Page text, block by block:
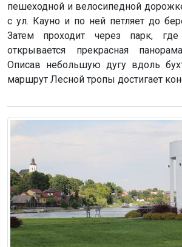
пешеходной и велосипедной
с ул. Кауно и по ней петляет до
Затем проходит через парк,
открывается прекрасная
Описав небольшую дугу вдоль
маршрут Лесной тропы достигает